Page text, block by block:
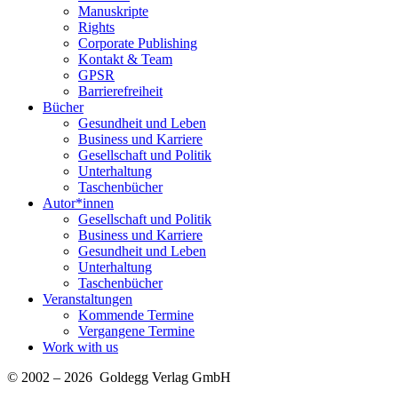
Manuskripte
Rights
Corporate Publishing
Kontakt & Team
GPSR
Barrierefreiheit
Bücher
Gesundheit und Leben
Business und Karriere
Gesellschaft und Politik
Unterhaltung
Taschenbücher
Autor*innen
Gesellschaft und Politik
Business und Karriere
Gesundheit und Leben
Unterhaltung
Taschenbücher
Veranstaltungen
Kommende Termine
Vergangene Termine
Work with us
© 2002 – 2026 Goldegg Verlag GmbH